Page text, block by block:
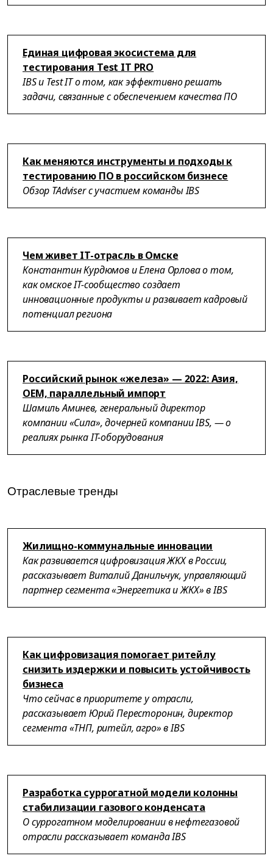
Единая цифровая экосистема для
тестирования Test IT PRO
IBS и Test IT о том, как эффективно решать
задачи, связанные с обеспечением качества ПО
Как меняются инструменты и подходы к
тестированию ПО в российском бизнесе
Обзор TAdviser с участием команды IBS
Чем живет IT-отрасль в Омске
Константин Курдюмов и Елена Орлова о том,
как омское IT-сообщество создает
инновационные продукты и развивает кадровый
потенциал региона
Российский рынок «железа» — 2022: Азия,
OEM, параллельный импорт
Шамиль Аминев, генеральный директор
компании «Сила», дочерней компании IBS, — о
реалиях рынка IT-оборудования
Отраслевые тренды
Жилищно-коммунальные инновации
Как развивается цифровизация ЖКХ в России,
рассказывает Виталий Данильчук, управляющий
партнер сегмента «Энергетика и ЖКХ» в IBS
Как цифровизация помогает ритейлу
снизить издержки и повысить устойчивость
бизнеса
Что сейчас в приоритете у отрасли,
рассказывает Юрий Пересторонин, директор
сегмента «ТНП, ритейл, агро» в IBS
Разработка суррогатной модели колонны
стабилизации газового конденсата
О суррогатном моделировании в нефтегазовой
отрасли рассказывает команда IBS